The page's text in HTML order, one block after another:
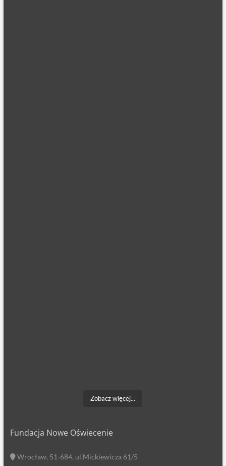
Zobacz więcej...
Fundacja Nowe Oświecenie
Wrocław, 51-684, ul.Mickiewicza 61/5